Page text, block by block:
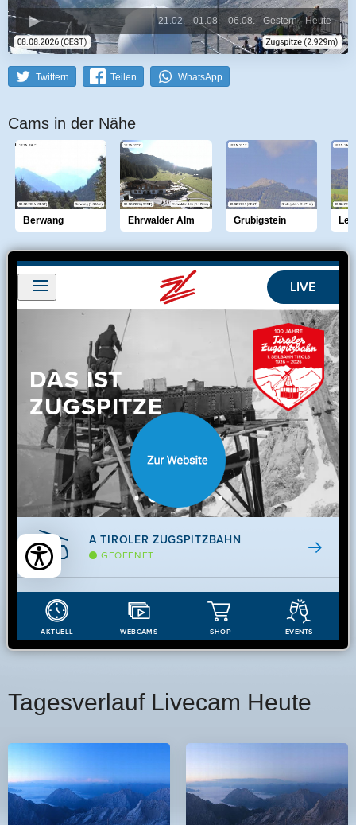
Heute
Gestern
06.08.
01.08.
21.02.
Twittern Teilen WhatsApp
Cams in der Nähe
Berwang Ehrwalder Alm Grubigstein
Tagesverlauf Livecam Heute